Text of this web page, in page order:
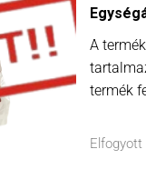
A
termék
Elfogyott